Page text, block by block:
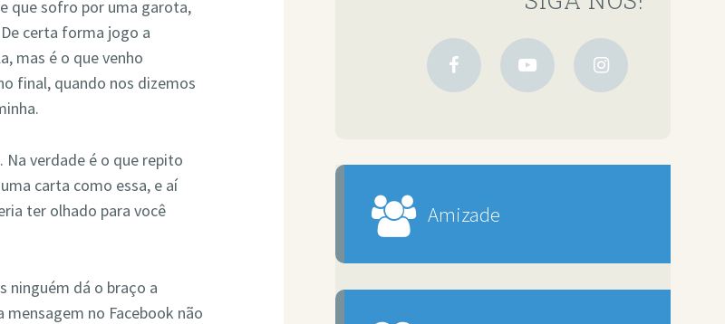
que sofro por uma garota,
certa forma jogo a
mas é o que venho
final, quando nos dizemos
Na verdade é o que repito
carta como essa, e aí
ter olhado para você
ninguém dá o braço a
no Facebook não
Amizade